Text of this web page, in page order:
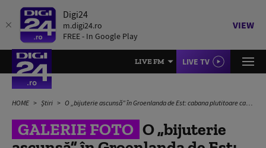
Digi24
m.digi24.ro
FREE - In Google Play
VIEW
LIVE FM LIVE TV
HOME Știri O „bijuterie ascunsă” în Groenlanda de Est: cabana plutitoare care oferă experiența unei evadări complete
GALERIE FOTO O „bijuterie